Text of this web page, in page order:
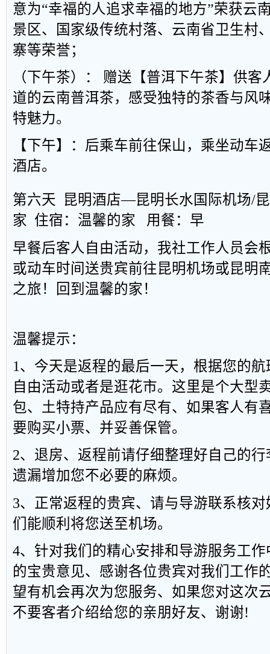
意为“幸福的人追求幸福的地方”荣获云
景区、国家级传统村落、云南省卫生村
寨等荣誉；
（下午茶）： 赠送【普洱下午茶】供
道的云南普洱茶，感受独特的茶香与风
特魅力。
【下午】：后乘车前往保山，乘坐动车
酒店。
第六天 昆明酒店—昆明长水国际机场/
家 住宿：温馨的家 用餐：早
早餐后客人自由活动，我社工作人员会
或动车时间送贵宾前往昆明机场或昆明
之旅！回到温馨的家！
温馨提示：
1、今天是返程的最后一天，根据您的
自由活动或者是逛花市。这里是个大型
包、土特持产品应有尽有、如果客人有
要购买小票、并妥善保管。
2、退房、返程前请仔细整理好自己的
遗漏增加您不必要的麻烦。
3、正常返程的贵宾、请与导游联系核
们能顺利将您送至机场。
4、针对我们的精心安排和导游服务工
的宝贵意见、感谢各位贵宾对我们工作
望有机会再次为您服务、如果您对这次
不要客者介绍给您的亲朋好友、谢谢!